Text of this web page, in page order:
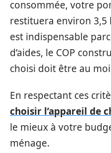
consommée, votre
restituera environ 3,5
est indispensable
d’aides, le COP
choisi doit être au
En respectant ces
choisir l’appareil de
le mieux à votre
ménage.